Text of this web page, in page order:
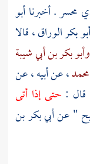
محسر. أخبرناأبو
بكر الوراق، قالا
وأبو بكر بن أبي شيبة
، عن أبيه ، عن
قال : حتى إذا أتى
" عنأبي بكر بن